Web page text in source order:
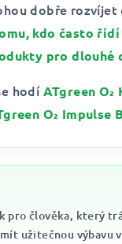
dobře
kdo často
pro dlouhé
hodíATgreen O₂
O₂ Impulse
pro člověka, který
užitečnou výbavu